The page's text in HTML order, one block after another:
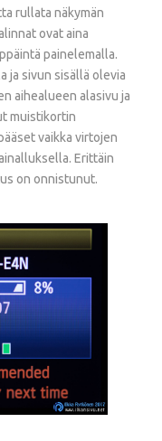
rullata näkymän
ovat aina
painelemalla.
ja sivun sisällä olevia
aihealueen alasivu ja
muistikortin
vaikka virtojen
Erittäin
on onnistunut.